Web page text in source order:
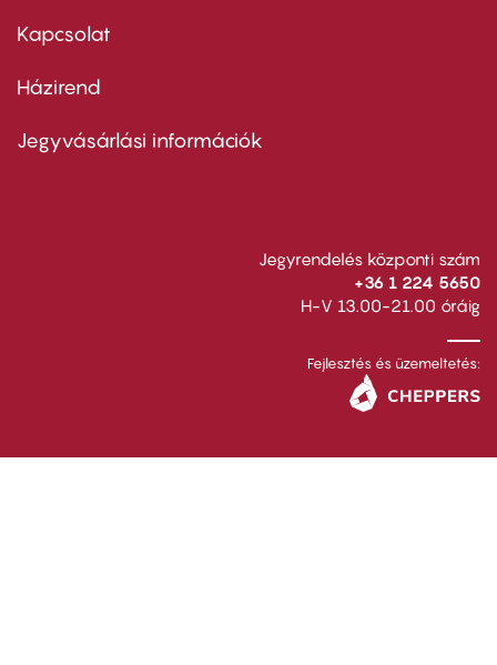
firstKapcsolat
Footer
second
Házirend
Jegyvásárlási információk
Jegyrendelés központi szám
+36 1 224 5650
H-V 13.00-21.00 óráig
Fejlesztés és üzemeltetés: